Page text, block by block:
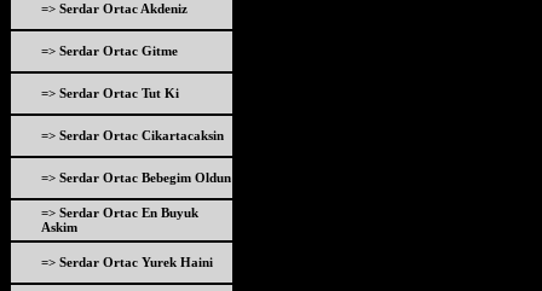
=> Serdar Ortac Akdeniz
=> Serdar Ortac Gitme
=> Serdar Ortac Tut Ki
=> Serdar Ortac Cikartacaksin
=> Serdar Ortac Bebegim Oldun
=> Serdar Ortac En Buyuk
Askim
=> Serdar Ortac Yurek Haini